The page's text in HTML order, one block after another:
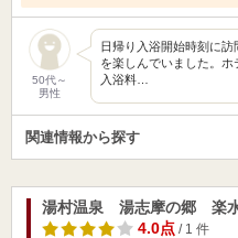
50代～
男性
日帰り入浴開始時刻に
を楽しんでいました。
入浴料…
関連情報から探す
湯村温泉 湯志摩の郷 楽
4.0点/ 1 件